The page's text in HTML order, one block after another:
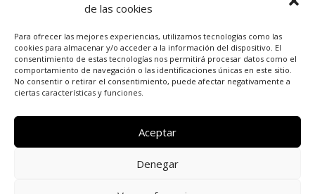
de las cookies
Para ofrecer las mejores experiencias, utilizamos tecnologías como las
cookies para almacenar y/o acceder a la información del dispositivo. El
consentimiento de estas tecnologías nos permitirá procesar datos como el
comportamiento de navegación o las identificaciones únicas en este sitio.
No consentir o retirar el consentimiento, puede afectar negativamente a
ciertas características y funciones.
Aceptar
Denegar
MARTES Y JUEVES de17:00 a 20 horas
Teléfono de contacto976 13 47 92
Federación Aragonesa Consumidores y Usuarios. FACU
Calle Leopoldo Romeo, 30 local